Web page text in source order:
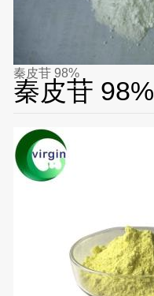
秦皮苷 98%
秦皮苷 98%